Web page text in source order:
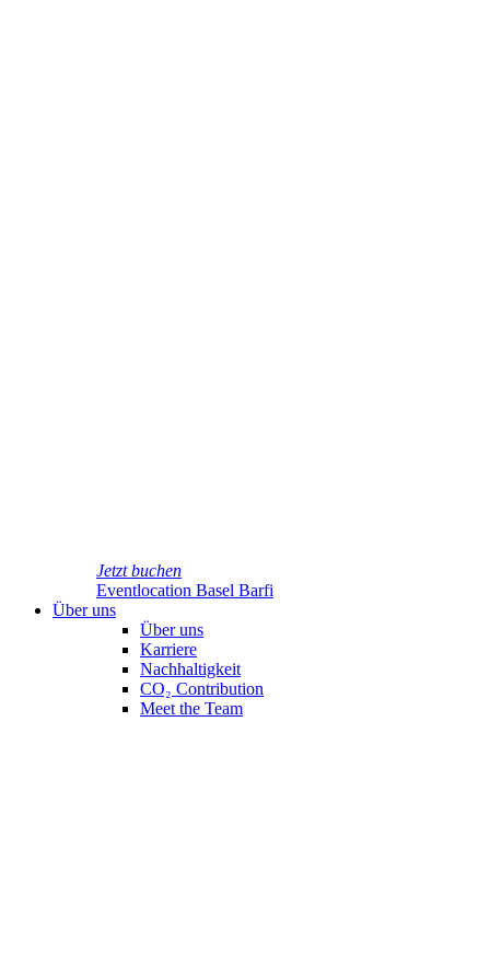
Jetzt buchen
Eventlocation Basel Barfi
Über uns
Über uns
Karriere
Nachhaltigkeit
CO₂ Contribution
Meet the Team